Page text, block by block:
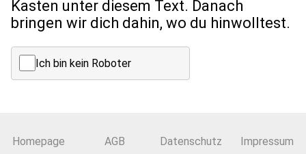
Kasten unter diesem Text. Danach
bringen wir dich dahin, wo du hinwolltest.
Ich bin kein Roboter
Homepage AGB Datenschutz Impressum